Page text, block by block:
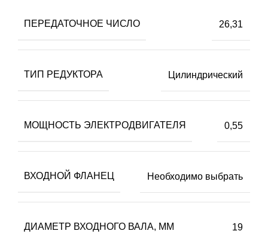
ПЕРЕДАТОЧНОЕ ЧИСЛО 26,31
ТИП РЕДУКТОРА Цилиндрический
МОЩНОСТЬ ЭЛЕКТРОДВИГАТЕЛЯ 0,55
ВХОДНОЙ ФЛАНЕЦ Необходимо выбрать
ДИАМЕТР ВХОДНОГО ВАЛА, ММ 19